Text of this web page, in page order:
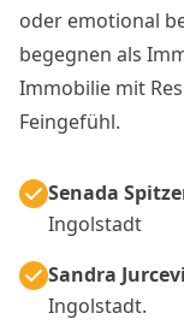
oder emotional
begegnen als
Immobilie mit
Feingefühl.
Senada
Ingolstadt
Sandra
Ingolstadt.